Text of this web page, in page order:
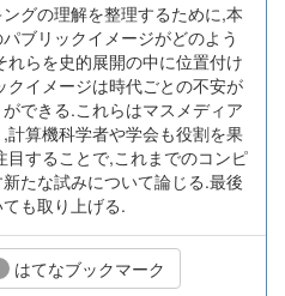
グの理解を整理するために,本
ブリックイメージがどのよう
らを史的展開の中に位置付け
イメージは時代ごとの不安が
できる.これらはマスメディア
算機科学者や学会も役割を果
することで,これまでのコンピ
たな試みについて論じる.最後
も取り上げる.
はてなブックマーク